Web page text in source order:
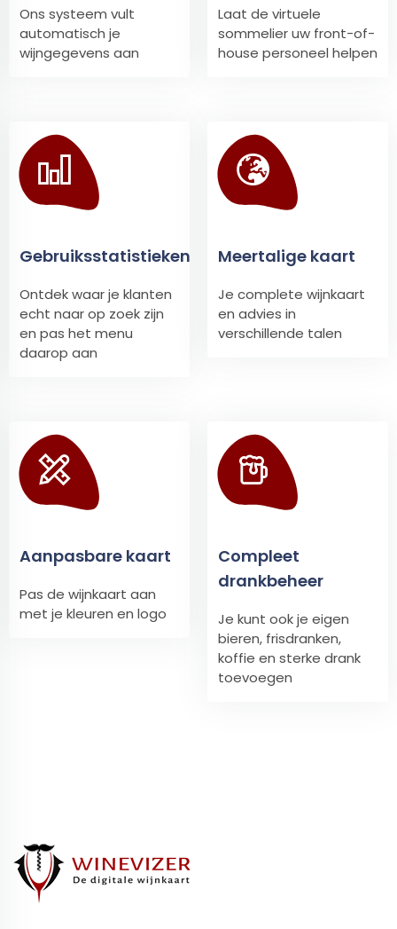
Ons systeem vult
automatisch je
wijngegevens aan
Laat de virtuele
sommelier uw front-of-
house personeel helpen
Gebruiksstatistieken
Ontdek waar je klanten
echt naar op zoek zijn
en pas het menu
daarop aan
Meertalige kaart
Je complete wijnkaart
en advies in
verschillende talen
Aanpasbare kaart
Pas de wijnkaart aan
met je kleuren en logo
Compleet
drankbeheer
Je kunt ook je eigen
bieren, frisdranken,
koffie en sterke drank
toevoegen